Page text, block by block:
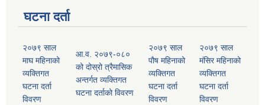
घटना दर्ता
२०७९ साल
माघ महिनाको
व्यक्तिगत
घटना दर्ता
विवरण
आ.व. २०७९-०८०
को दोस्रो त्रैमासिक
अन्तर्गत व्यक्तिगत
घटना दर्ताको विवरण
२०७९ साल
पौष महिनाको
व्यक्तिगत
घटना दर्ता
विवरण
२०७९ साल
मंसिर महिनाको
व्यक्तिगत
घटना दर्ता
विवरण